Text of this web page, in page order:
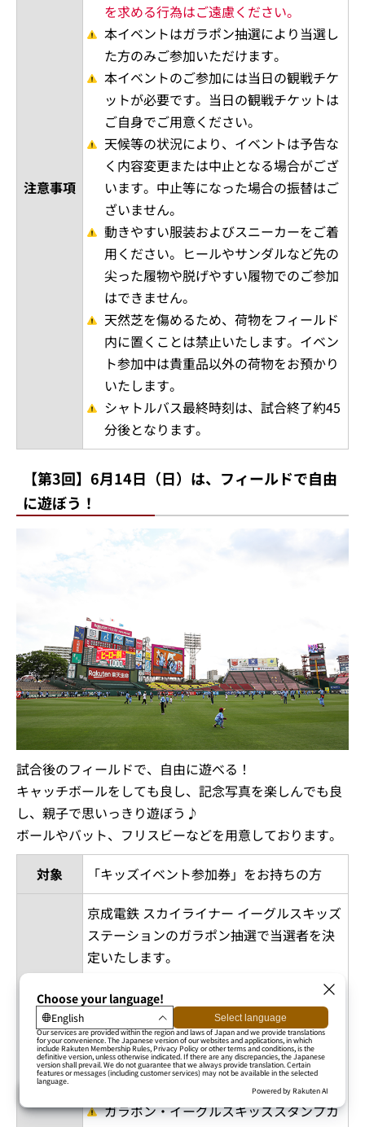
注意事項
を求める行為はご遠慮ください。
本イベントはガラポン抽選により当選し
た方のみご参加いただけます。
本イベントのご参加には当日の観戦チケ
ットが必要です。当日の観戦チケットは
ご自身でご用意ください。
天候等の状況により、イベントは予告な
く内容変更または中止となる場合がござ
います。中止等になった場合の振替はご
ざいません。
動きやすい服装およびスニーカーをご着
用ください。ヒールやサンダルなど先の
尖った履物や脱げやすい履物でのご参加
はできません。
天然芝を傷めるため、荷物をフィールド
内に置くことは禁止いたします。イベン
ト参加中は貴重品以外の荷物をお預かり
いたします。
シャトルバス最終時刻は、試合終了約45
分後となります。
【第3回】6月14日（日）は、フィールドで自由
に遊ぼう！
試合後のフィールドで、自由に遊べる！
キャッチボールをしても良し、記念写真を楽しんでも良
し、親子で思いっきり遊ぼう♪
ボールやバット、フリスビーなどを用意しております。
対象
「キッズイベント参加券」をお持ちの方
参加方法
京成電鉄 スカイライナー イーグルスキッズ
ステーションのガラポン抽選で当選者を決
定いたします。
ガラポン抽選へ参加するには、『イーグ
ルスキッズスタンプカード』ならびに
『当日の来場スタンプ』が必要です。い
ずれも、スカイライナー キッズステーシ
ョンにて対応いたします。
ガラポン・イーグルスキッズスタンプカ